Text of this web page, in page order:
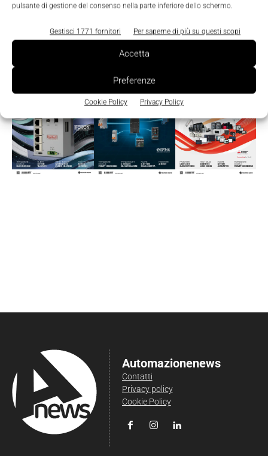
pulsante di gestione del consenso nella parte inferiore dello schermo.
Gestisci 1771 fornitori Per saperne di più su questi scopi
Accetta
Preferenze
Cookie Policy Privacy Policy
Automazionenews
Contatti
Privacy policy
Cookie Policy